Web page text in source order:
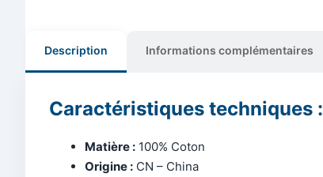
Description Informations complémentaires
Caractéristiques techniques :
Matière : 100% Coton
Origine : CN – China